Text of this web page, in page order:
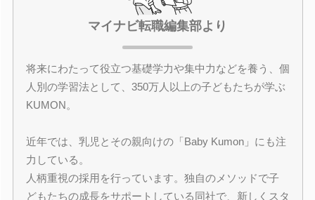
マイナビ転職編集部より
将来にわたって役立つ基礎学力や集中力などを養う、個
人別の学習法として、350万人以上の子どもたちが学ぶ
KUMON。
近年では、乳児とその親向けの「Baby Kumon」にも注
力している。
人柄重視の採用を行っています。独自のメソッドで子
どもたちの成長をサポートしている同社で、新しくスタ